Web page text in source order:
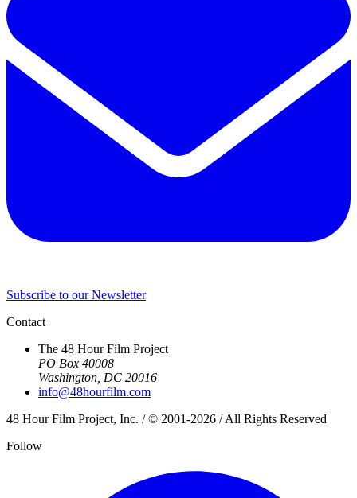
Subscribe to our Newsletter
Contact
The 48 Hour Film Project
PO Box 40008
Washington, DC 20016
info@48hourfilm.com
48 Hour Film Project, Inc. / © 2001-2026 / All Rights Reserved
Follow